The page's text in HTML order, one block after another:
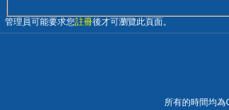
管理員可能要求您註冊後才可瀏覽此頁面。
所有的時間均為